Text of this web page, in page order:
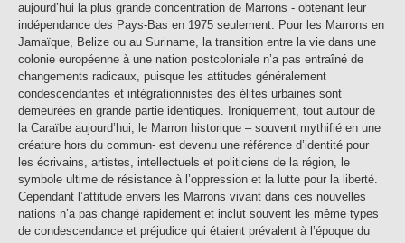
aujourd’hui la plus grande concentration de Marrons - obtenant leur
indépendance des Pays-Bas en 1975 seulement. Pour les Marrons en
Jamaïque, Belize ou au Suriname, la transition entre la vie dans une
colonie européenne à une nation postcoloniale n’a pas entraîné de
changements radicaux, puisque les attitudes généralement
condescendantes et intégrationnistes des élites urbaines sont
demeurées en grande partie identiques. Ironiquement, tout autour de
la Caraïbe aujourd’hui, le Marron historique – souvent mythifié en une
créature hors du commun- est devenu une référence d’identité pour
les écrivains, artistes, intellectuels et politiciens de la région, le
symbole ultime de résistance à l’oppression et la lutte pour la liberté.
Cependant l’attitude envers les Marrons vivant dans ces nouvelles
nations n’a pas changé rapidement et inclut souvent les même types
de condescendance et préjudice qui étaient prévalent à l’époque du